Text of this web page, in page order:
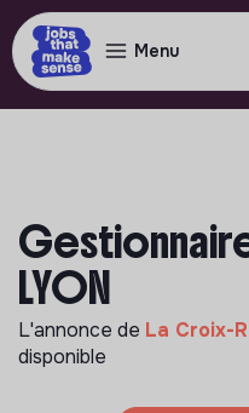
Menu
LYON
L'annonce de La Croix-
disponible